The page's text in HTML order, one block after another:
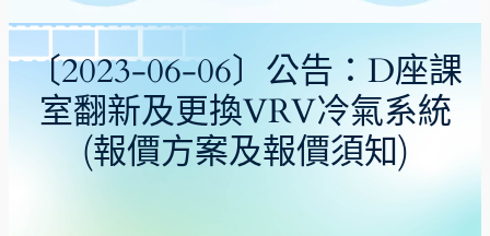
〔2023-06-06〕公告：D座課
室翻新及更換VRV冷氣系統
(報價方案及報價須知)